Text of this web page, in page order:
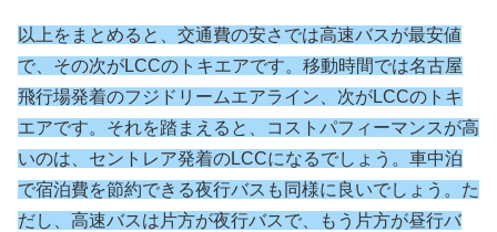
以上をまとめると、交通費の安さでは高速バスが最安値
で、その次がLCCのトキエアです。移動時間では名古屋
飛行場発着のフジドリームエアライン、次がLCCのトキ
エアです。それを踏まえると、コストパフィーマンスが高
いのは、セントレア発着のLCCになるでしょう。車中泊
で宿泊費を節約できる夜行バスも同様に良いでしょう。た
だし、高速バスは片方が夜行バスで、もう片方が昼行バ